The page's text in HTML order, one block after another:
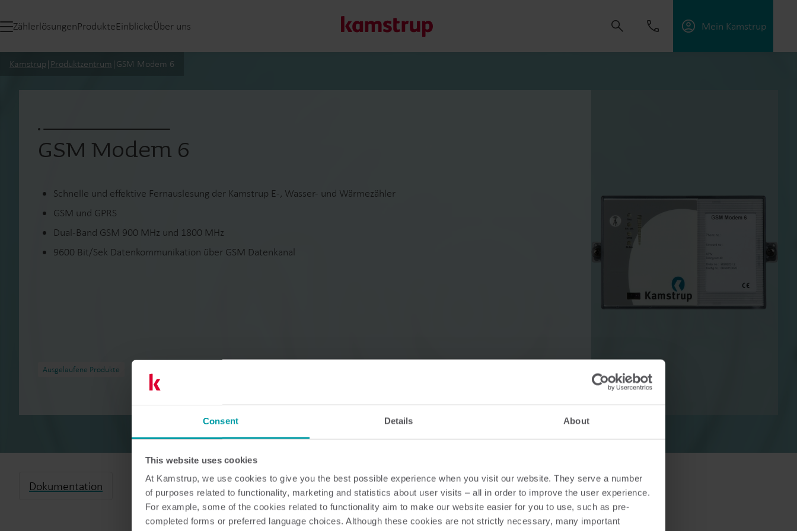
Consent Details About
This website uses cookies
At Kamstrup, we use cookies to give you the best possible experience when you visit our website. They serve a number
of purposes related to functionality, marketing and statistics about user visits – all in order to improve the user experience.
For example, some of the cookies related to functionality aim to make our website easier for you to use, such as pre-
completed forms or preferred language choices. Although these cookies are not strictly necessary, many important
ZählerlösungenProdukteEinblickeÜber uns Mein Kamstrup
Stromlösungen für präzise
Messung und intelligentes
Energiemanagement.
Kamstrup | Produktzentrum | GSM Modem 6
GSM Modem 6
Schnelle und effektive Fernauslesung der Kamstrup E-, Wasser- und Wärmezähler
GSM und GPRS
Dual-Band GSM 900 MHz und 1800 MHz
9600 Bit/Sek Datenkommunikation über GSM Datenkanal
Ausgelaufene Produkte
Dokumentation